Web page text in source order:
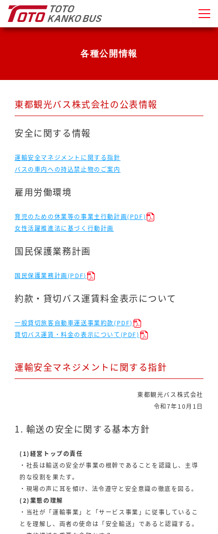
各種公開情報
東都観光バス株式会社の公表情報
安全に関する情報
運輸安全マネジメントに関する指針
バスの車内への持込禁止物のご案内
雇用労働環境
育児のための休業等の事業主行動計画(PDF)
女性活躍推進法に基づく行動計画
国民保護業務計画
国民保護業務計画(PDF)
約款・貸切バス運賃料金表示について
一般貸切旅客自動車運送事業約款(PDF)
貸切バス運賃・料金の表示について(PDF)
運輸安全マネジメントに関する指針
東都観光バス株式会社
令和7年10月1日
1. 輸送の安全に関する基本方針
(1)経営トップの責任
・社長は輸送の安全が事業の根幹であることを認識し、主導
的な役割を果たす。
・現場の声に耳を傾け、法令遵守と安全意識の徹底を図る。
(2)業態の理解
・当社が「運輸事業」と「サービス事業」に従事しているこ
とを理解し、両者の使命は「安全輸送」であると認識する。